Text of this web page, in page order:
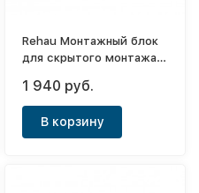
Rehau Монтажный блок
для скрытого монтажа
1 940 руб.
В корзину